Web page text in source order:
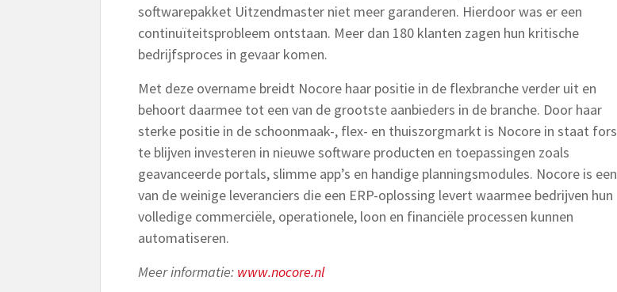
softwarepakket Uitzendmaster niet meer garanderen. Hierdoor was er een
continuïteitsprobleem ontstaan. Meer dan 180 klanten zagen hun kritische
bedrijfsproces in gevaar komen.
Met deze overname breidt Nocore haar positie in de flexbranche verder uit en
behoort daarmee tot een van de grootste aanbieders in de branche. Door haar
sterke positie in de schoonmaak-, flex- en thuiszorgmarkt is Nocore in staat fors
te blijven investeren in nieuwe software producten en toepassingen zoals
geavanceerde portals, slimme app’s en handige planningsmodules. Nocore is een
van de weinige leveranciers die een ERP-oplossing levert waarmee bedrijven hun
volledige commerciële, operationele, loon en financiële processen kunnen
automatiseren.
Meer informatie: www.nocore.nl